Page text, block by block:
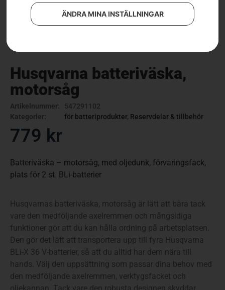
ÄNDRA MINA INSTÄLLNINGAR
Husqvarna batteriväska,
motorsåg
Artikelnummer:
547291102
Kategorier:
för batteriprodukter, Reservdelar & tillbehör
779 kr
Batteriväska – motorsåg, med oljedunk, förvaringsfack,
plats för 2 st. BLi-batterier
Husqvarnas batteriväska, motorsåg är lätt att bära tack
vare den medföljande axelremmen och mångsidiga
funktioner gör att du kan hålla ordning på arbetsplatsen.
Den gör det lätt att transportera upp till fyra Husqvarna
BLi-X 36 V-batterier, så att du alltid har dem nära till
hands. Välj den uppsättning som passar dina behov med
den medföljande axelremmen, verktygsfacket och